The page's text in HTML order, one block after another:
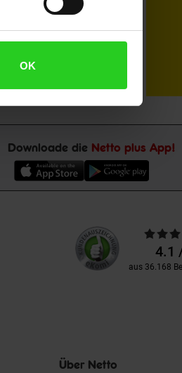
OK
Karriere
Downloade die Netto plus App!
Unsere
Kundenbewertungen
Bewertungen
4.1
aus 36.168
Über Netto